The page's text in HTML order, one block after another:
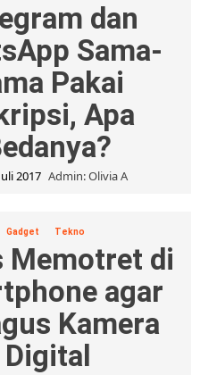
dan
Sama-
Pakai
Apa
2017 Admin: Olivia A
Gadget Tekno
Memotret di
agar
Kamera
Digital